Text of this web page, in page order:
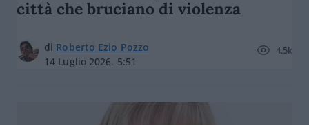
città che bruciano di violenza
di Roberto Ezio Pozzo
14 Luglio 2026, 5:51
4.5k